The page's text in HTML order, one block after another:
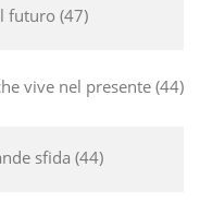
futuro 47
vive nel presente 44
sfida 44